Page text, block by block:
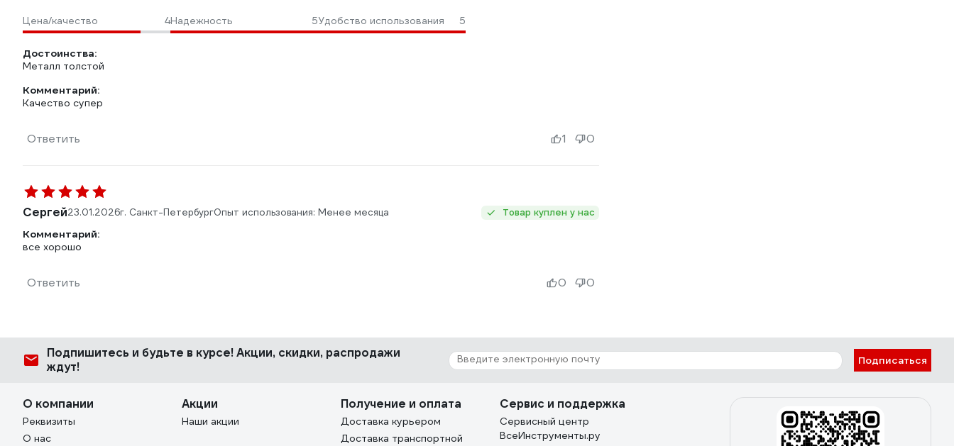
Цена/качество 4Надежность 5Удобство использования 5
Достоинства:
Металл толстой
Комментарий:
Качество супер
Ответить 1 0
Сергей23.01.2026г. Санкт-ПетербургОпыт использования: Менее месяца Товар куплен у нас
Комментарий:
все хорошо
Ответить 0 0
Подпишитесь и будьте в курсе! Акции, скидки, распродажи
ждут!
Подписаться
О компании
Реквизиты
О нас
Акции
Наши акции
Получение и оплата
Доставка курьером
Доставка транспортной
Сервис и поддержка
Сервисный центр
ВсеИнструменты.ру